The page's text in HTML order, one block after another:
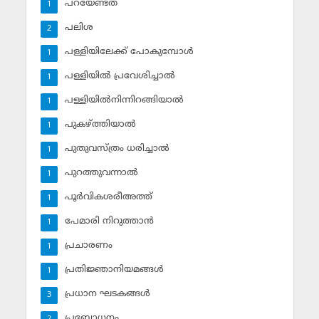
പറയേണ്ടത്
1
പലിശ
2
പള്ളിയിലേക്ക് പോകുമ്പോള്‍
1
പള്ളിയില്‍ പ്രവേശിച്ചാല്‍
1
പള്ളിയില്‍നിന്നിറങ്ങിയാല്‍
1
പുകഴ്ത്തിയാല്‍
1
പുതുവസ്ത്രം ധരിച്ചാല്‍
1
പുറത്തുവന്നാല്‍
1
പൂര്‍വികശരീഅത്ത്
1
പേമാരി നിറുത്താന്‍
1
പ്രചാരണം
1
പ്രതിജ്ഞാനിയമങ്ങള്‍
1
പ്രധാന ഘടകങ്ങള്‍
3